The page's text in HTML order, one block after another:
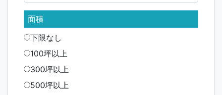
面積
下限なし
100坪以上
300坪以上
500坪以上